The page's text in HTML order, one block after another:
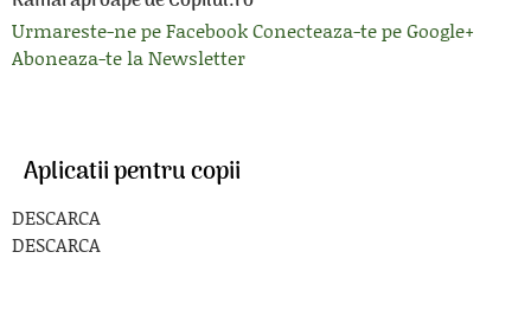
Urmareste-ne pe FacebookConecteaza-te pe Google+
Aboneaza-te la Newsletter
Aplicatii pentru copii
DESCARCA
DESCARCA